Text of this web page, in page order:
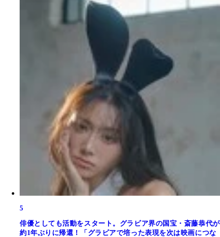
5
俳優としても活動をスタート。グラビア界の国宝・斎藤恭代が
約1年ぶりに帰還！「グラビアで培った表現を次は映画につな